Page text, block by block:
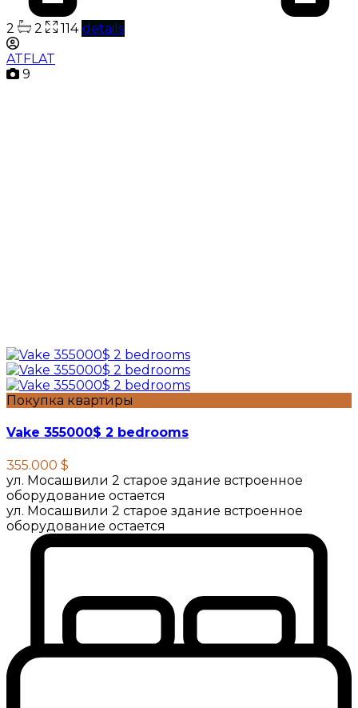
2 2 114 details
ATFLAT
9
Покупка квартиры
Vake 355000$ 2 bedrooms
355.000 $
ул. Мосашвили 2 старое здание встроенное
оборудование остается
ул. Мосашвили 2 старое здание встроенное
оборудование остается